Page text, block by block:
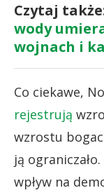
Czytaj
wody
wojnach i
Co ciekawe,
rejestrują
wzrostu
ją
wpływ na